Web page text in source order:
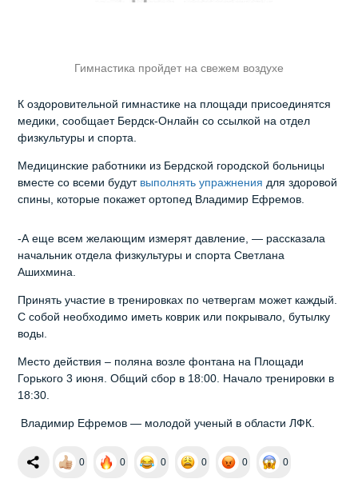
Гимнастика пройдет на свежем воздухе
К оздоровительной гимнастике на площади присоединятся
медики, сообщает Бердск-Онлайн со ссылкой на отдел
физкультуры и спорта.
Медицинские работники из Бердской городской больницы
вместе со всеми будут выполнять упражнения для здоровой
спины, которые покажет ортопед Владимир Ефремов.
-А еще всем желающим измерят давление, — рассказала
начальник отдела физкультуры и спорта Светлана
Ашихмина.
Принять участие в тренировках по четвергам может каждый.
С собой необходимо иметь коврик или покрывало, бутылку
воды.
Место действия – поляна возле фонтана на Площади
Горького 3 июня. Общий сбор в 18:00. Начало тренировки в
18:30.
Владимир Ефремов — молодой ученый в области ЛФК.
0 0 0 0 0 0